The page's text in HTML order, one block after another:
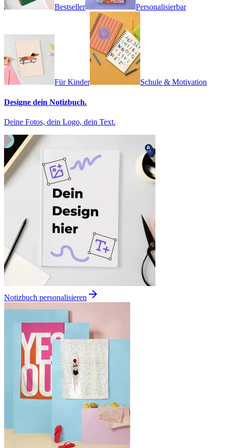
Bestseller Personalisierbar
Für Kinder Schule & Motivation
Designe dein Notizbuch.
Deine Fotos, dein Logo, dein Text.
Notizbuch personalisieren